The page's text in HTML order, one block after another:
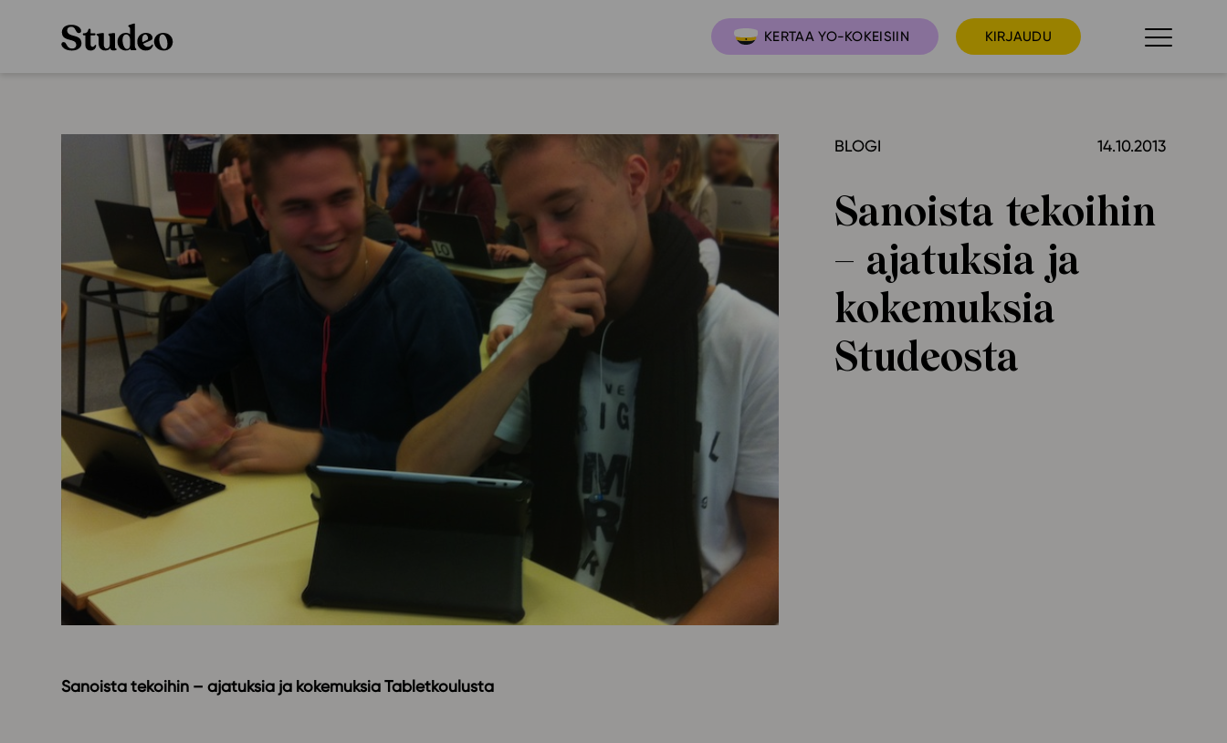
KERTAA YO-KOKEISIIN KIRJAUDU
Preppaaja
Opettaja
Opiskelija
Huoltaja
Kokeilutarjous
Ainstain
KIRJAUDU
Alakoulu
Oppiainesarjat
Oppimateriaalit
Alakoulun lisenssit
Hinnasto
Käyttöönotto
Tilaa
Yläkoulu
Oppiainesarjat
Oppimateriaalit
Yläkoulun lisenssit
Hinnasto
Käyttöönotto
Tilaa
Lukio
LOPS 2021
GLP 2021
Oppimateriaalit
Hinnasto
Lukion pakettilisenssi
Käyttöönotto
Bruksanvisning
Tilaa
Ajankohtaista
Ominaisuudet
Tapahtumakalenteri
Webinaari­tallenteet
Suosittelut
Ohjekeskus
Tietoa meistä
Ota yhteyttä
In English
BLOGI 14.10.2013
Sanoista tekoihin
– ajatuksia ja
kokemuksia
Studeosta
Sanoista tekoihin – ajatuksia ja kokemuksia Tabletkoulusta